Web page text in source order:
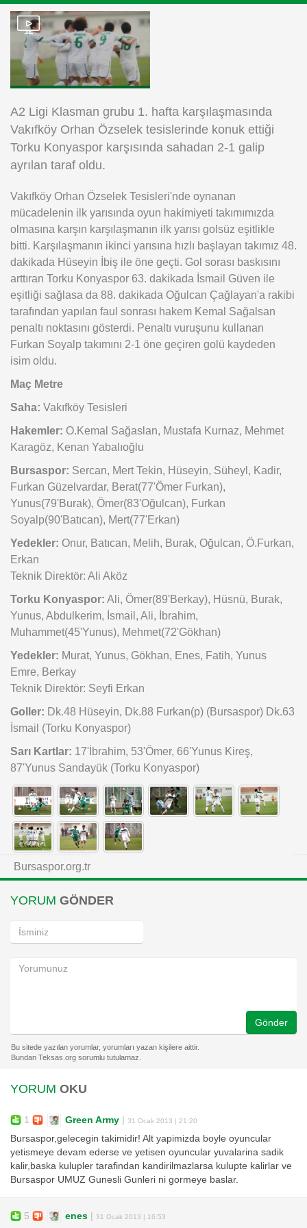
Instagram
Android
A2 Ligi Klasman grubu 1. hafta karşılaşmasında
Vakıfköy Orhan Özselek tesislerinde konuk ettiği
Torku Konyaspor karşısında sahadan 2-1 galip
ayrılan taraf oldu.
Vakıfköy Orhan Özselek Tesisleri'nde oynanan
mücadelenin ilk yarısında oyun hakimiyeti takımımızda
olmasına karşın karşılaşmanın ilk yarısı golsüz eşitlikle
bitti. Karşılaşmanın ikinci yarısına hızlı başlayan takımız 48.
dakikada Hüseyin İbiş ile öne geçti. Gol sorası baskısını
arttıran Torku Konyaspor 63. dakikada İsmail Güven ile
eşitliği sağlasa da 88. dakikada Oğulcan Çağlayan'a rakibi
tarafından yapılan faul sonrası hakem Kemal Sağalsan
penaltı noktasını gösterdi. Penaltı vuruşunu kullanan
Furkan Soyalp takımını 2-1 öne geçiren golü kaydeden
isim oldu.
Maç Metre
Saha: Vakıfköy Tesisleri
Hakemler: O.Kemal Sağaslan, Mustafa Kurnaz, Mehmet
Karagöz, Kenan Yabalıoğlu
Bursaspor: Sercan, Mert Tekin, Hüseyin, Süheyl, Kadir,
Furkan Güzelvardar, Berat(77'Ömer Furkan),
Yunus(79'Burak), Ömer(83'Oğulcan), Furkan
Soyalp(90'Batıcan), Mert(77'Erkan)
Yedekler: Onur, Batıcan, Melih, Burak, Oğulcan, Ö.Furkan,
Erkan
Teknik Direktör: Ali Aköz
Torku Konyaspor: Ali, Ömer(89'Berkay), Hüsnü, Burak,
Yunus, Abdulkerim, İsmail, Ali, İbrahim,
Muhammet(45'Yunus), Mehmet(72'Gökhan)
Yedekler: Murat, Yunus, Gökhan, Enes, Fatih, Yunus
Emre, Berkay
Teknik Direktör: Seyfi Erkan
Goller: Dk.48 Hüseyin, Dk.88 Furkan(p) (Bursaspor) Dk.63
İsmail (Torku Konyaspor)
Sarı Kartlar: 17'İbrahim, 53'Ömer, 66'Yunus Kireş,
87'Yunus Sandayük (Torku Konyaspor)
Bursaspor.org.tr
YORUM GÖNDER
Gönder
YORUM OKU
1 Green Army 31 Ocak 2013 | 21:20
Bursaspor,gelecegin takimidir! Alt yapimizda boyle oyuncular
yetismeye devam ederse ve yetisen oyuncular yuvalarina sadik
kalir,baska kulupler tarafindan kandirilmazlarsa kulupte kalirlar ve
Bursaspor UMUZ Gunesli Gunleri ni gormeye baslar.
5 enes 31 Ocak 2013 | 16:53